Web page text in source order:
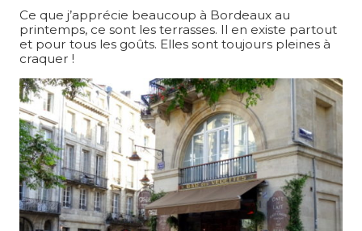
Ce que j’apprécie beaucoup à Bordeaux au
printemps, ce sont les terrasses. Il en existe partout
et pour tous les goûts. Elles sont toujours pleines à
craquer !